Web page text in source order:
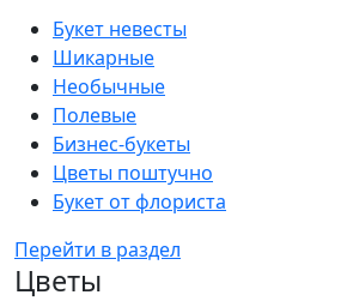
Букет невесты
Шикарные
Необычные
Полевые
Бизнес-букеты
Цветы поштучно
Букет от флориста
Перейти в раздел
Цветы